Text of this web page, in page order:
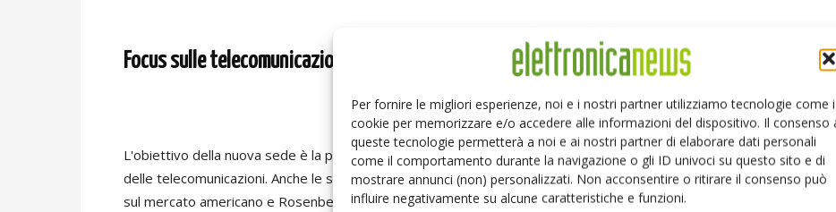
Per fornire le migliori esperienze, noi e i nostri partner utilizziamo tecnologie come i
cookie per memorizzare e/o accedere alle informazioni del dispositivo. Il consenso
queste tecnologie permetterà a noi e ai nostri partner di elaborare dati personali
come il comportamento durante la navigazione o gli ID univoci su questo sito e di
mostrare annunci (non) personalizzati. Non acconsentire o ritirare il consenso può
influire negativamente su alcune caratteristiche e funzioni.
Focus sulle telecomunicazioni
L'obiettivo della nuova sede è la produzione di soluzioni di cablaggio ad alta qualità nel segmento
delle telecomunicazioni. Anche le soluzioni per Datacenter devono essere continuamente proposte
sul mercato americano e Rosenberger OSI dispone adesso di un ampio portafoglio di sistemi di